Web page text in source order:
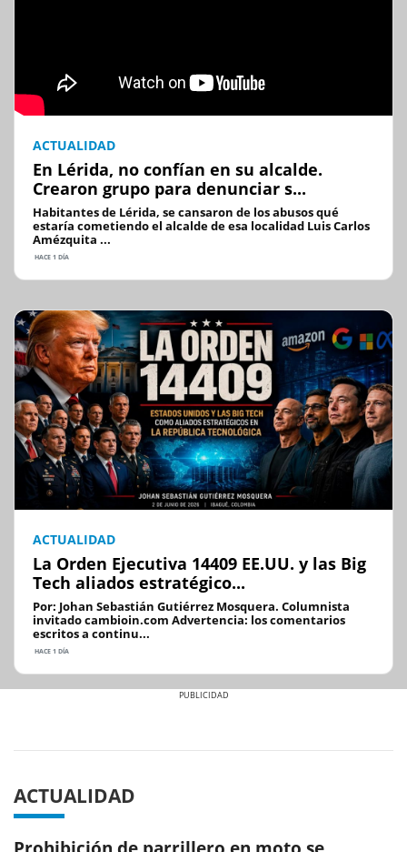
ACTUALIDAD
En Lérida, no confían en su alcalde.
Crearon grupo para denunciar s...
Habitantes de Lérida, se cansaron de los abusos qué
estaría cometiendo el alcalde de esa localidad Luis Carlos
Amézquita ...
HACE 1 DÍA
ACTUALIDAD
La Orden Ejecutiva 14409 EE.UU. y las Big
Tech aliados estratégico...
Por: Johan Sebastián Gutiérrez Mosquera. Columnista
invitado cambioin.com Advertencia: los comentarios
escritos a continu...
HACE 1 DÍA
ACTUALIDAD